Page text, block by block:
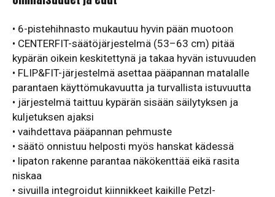
• 6-pistehihnasto mukautuu hyvin pään muotoon
• CENTERFIT-säätöjärjestelmä (53–63 cm) pitää
kypärän oikein keskitettynä ja takaa hyvän istuvuuden
• FLIP&FIT-järjestelmä asettaa pääpannan matalalle
parantaen käyttömukavuutta ja turvallista istuvuutta
• järjestelmä taittuu kypärän sisään säilytyksen ja
kuljetuksen ajaksi
• vaihdettava pääpannan pehmuste
• säätö onnistuu helposti myös hanskat kädessä
• lipaton rakenne parantaa näkökenttää eikä rasita
niskaa
• sivuilla integroidut kiinnikkeet kaikille Petzl-